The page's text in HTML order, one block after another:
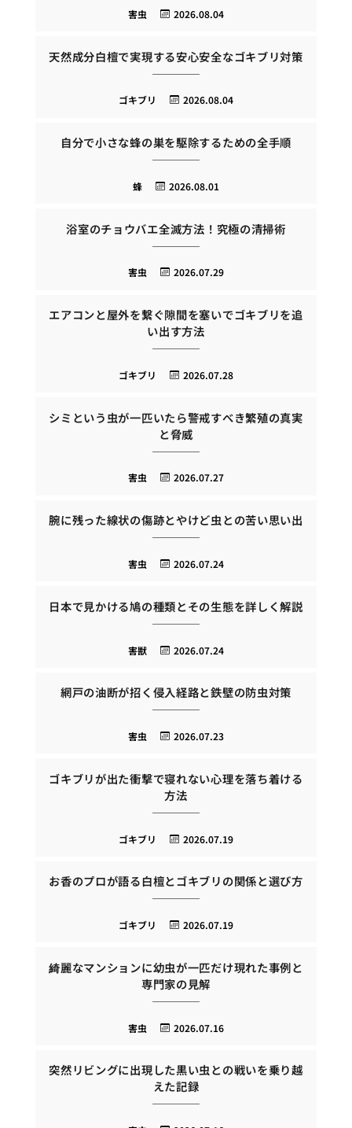
2026.08.04
害虫
天然成分白檀で実現する安心安全なゴキブリ対策
2026.08.04
ゴキブリ
自分で小さな蜂の巣を駆除するための全手順
2026.08.01
蜂
浴室のチョウバエ全滅方法！究極の清掃術
2026.07.29
害虫
エアコンと屋外を繋ぐ隙間を塞いでゴキブリを追
い出す方法
2026.07.28
ゴキブリ
シミという虫が一匹いたら警戒すべき繁殖の真実
と脅威
2026.07.27
害虫
腕に残った線状の傷跡とやけど虫との苦い思い出
2026.07.24
害虫
日本で見かける鳩の種類とその生態を詳しく解説
2026.07.24
害獣
網戸の油断が招く侵入経路と鉄壁の防虫対策
2026.07.23
害虫
ゴキブリが出た衝撃で寝れない心理を落ち着ける
方法
2026.07.19
ゴキブリ
お香のプロが語る白檀とゴキブリの関係と選び方
2026.07.19
ゴキブリ
綺麗なマンションに幼虫が一匹だけ現れた事例と
専門家の見解
2026.07.16
害虫
突然リビングに出現した黒い虫との戦いを乗り越
えた記録